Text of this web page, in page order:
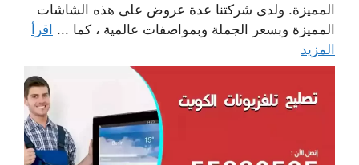
المميزة. ولدى شركتنا عدة عروض على هذه الشاشات
المميزة وبسعر الجملة وبمواصفات عالمية ، كما ... اقرأ
المزيد